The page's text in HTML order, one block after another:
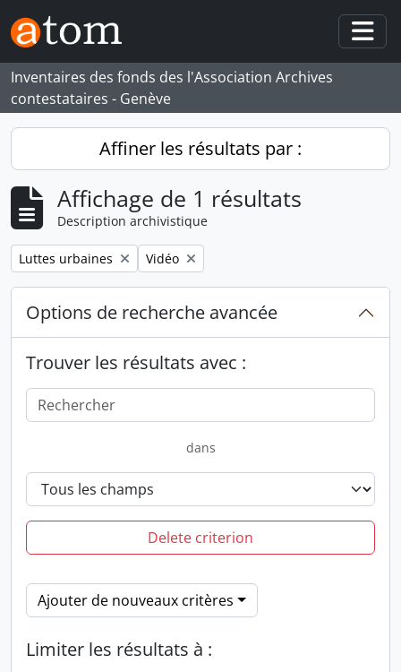
Skip to main content
Inventaires des fonds des l'Association Archives
contestataires - Genève
Affiner les résultats par :
Affichage de 1 résultats
Description archivistique
Remove filter:
Luttes urbaines Remove filter:
Vidéo
Options de recherche avancée
Trouver les résultats avec :
dans
Delete criterion
Ajouter de nouveaux critères
Limiter les résultats à :